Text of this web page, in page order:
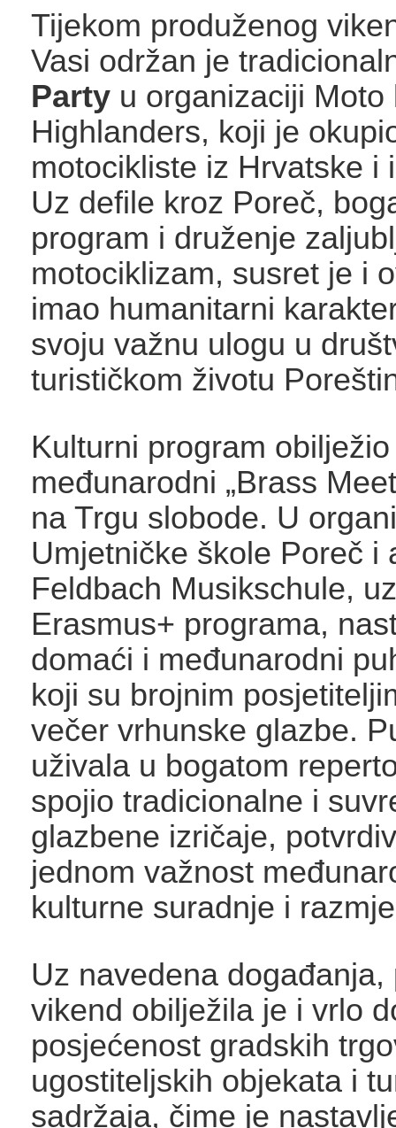
Tijekom produženog
Vasi održan je
Party u organizaciji Moto
Highlanders, koji je
motocikliste iz Hrvatske i
Uz defile kroz Poreč,
program i druženje
motociklizam, susret je i
imao humanitarni
svoju važnu ulogu u
turističkom životu
Kulturni program
međunarodni „Brass
na Trgu slobode. U
Umjetničke škole Poreč i
Feldbach Musikschule,
Erasmus+ programa,
domaći i međunarodni
koji su brojnim
večer vrhunske glazbe.
uživala u bogatom
spojio tradicionalne i
glazbene izričaje,
jednom važnost
kulturne suradnje i
Uz navedena događanja,
vikend obilježila je i vrlo
posjećenost gradskih
ugostiteljskih objekata i
sadržaja, čime je